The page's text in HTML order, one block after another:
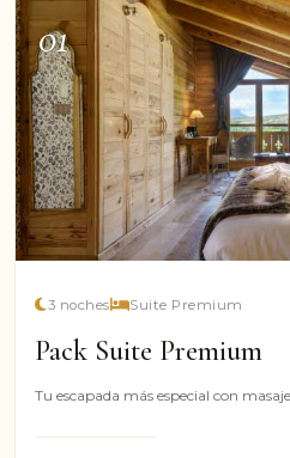
01
3 noches Suite Premium
Pack Suite Premium
Tu escapada más especial con